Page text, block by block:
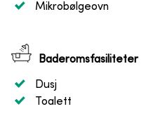
Mikrobølgeovn
Baderomsfasiliteter
Dusj
Toalett